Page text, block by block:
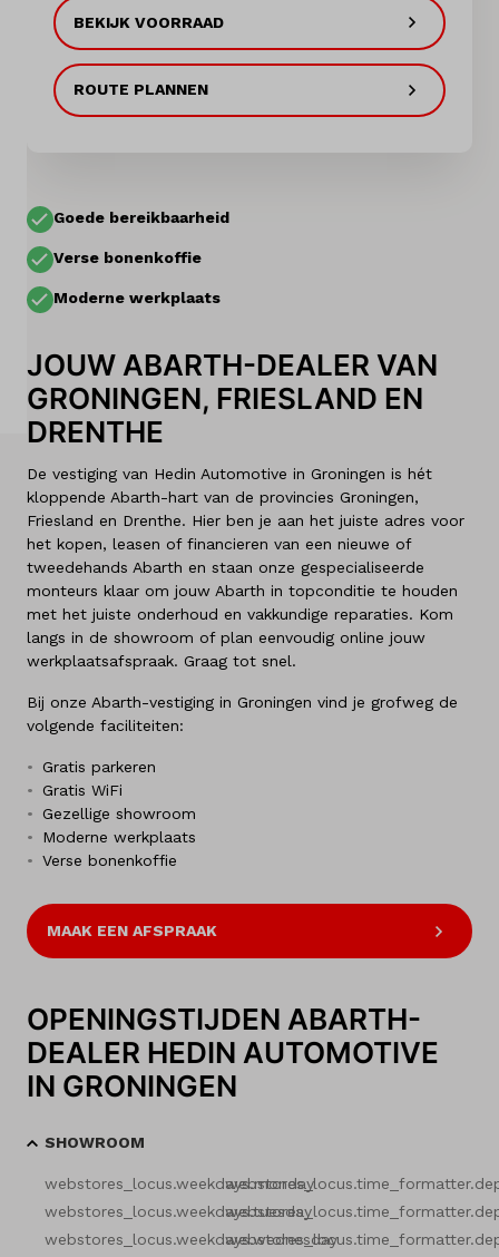
Vacatures
Vergelijken
Vestigingen
Diensten
Land
Nederland
Taal
Nederlands
BEKIJK VOORRAAD
ROUTE PLANNEN
Goede bereikbaarheid
Verse bonenkoffie
Moderne werkplaats
JOUW ABARTH-DEALER VAN
GRONINGEN, FRIESLAND EN
DRENTHE
De vestiging van Hedin Automotive in Groningen is hét
kloppende Abarth-hart van de provincies Groningen,
Friesland en Drenthe. Hier ben je aan het juiste adres voor
het kopen, leasen of financieren van een nieuwe of
tweedehands Abarth en staan onze gespecialiseerde
monteurs klaar om jouw Abarth in topconditie te houden
met het juiste onderhoud en vakkundige reparaties. Kom
langs in de showroom of plan eenvoudig online jouw
werkplaatsafspraak. Graag tot snel.
Bij onze Abarth-vestiging in Groningen vind je grofweg de
volgende faciliteiten:
Gratis parkeren
Gratis WiFi
Gezellige showroom
Moderne werkplaats
Verse bonenkoffie
MAAK EEN AFSPRAAK
OPENINGSTIJDEN ABARTH-
DEALER HEDIN AUTOMOTIVE
IN GRONINGEN
SHOWROOM
webstores_locus.weekdays.monday
webstores_locus.weekdays.tuesday
webstores_locus.weekdays.wednesday